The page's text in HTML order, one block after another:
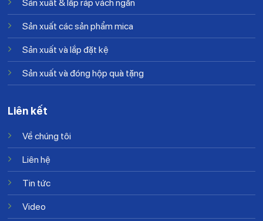
Sản xuất & lắp ráp vách ngăn
Sản xuất các sản phẩm mica
Sản xuất và lắp đặt kệ
Sản xuất và đóng hộp quà tặng
Liên kết
Về chúng tôi
Liên hệ
Tin tức
Video